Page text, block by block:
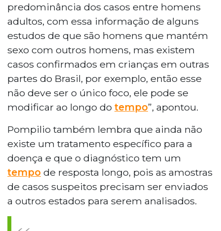
predominância dos casos entre homens
adultos, com essa informação de alguns
estudos de que são homens que mantém
sexo com outros homens, mas existem
casos confirmados em crianças em outras
partes do Brasil, por exemplo, então esse
não deve ser o único foco, ele pode se
modificar ao longo do tempo”, apontou.
Pompilio também lembra que ainda não
existe um tratamento específico para a
doença e que o diagnóstico tem um
tempo de resposta longo, pois as amostras
de casos suspeitos precisam ser enviados
a outros estados para serem analisados.